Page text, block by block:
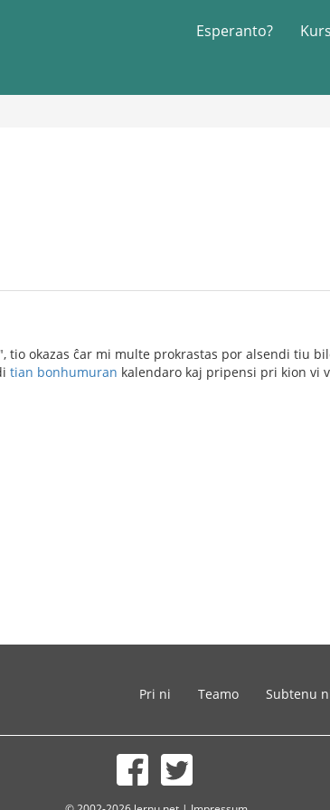
Esperanto?
tio okazas ĉar mi multe prokrastas por alsendi tiu
tian bonhumuran kalendaro kaj pripensi pri kion vi
Pri ni Teamo Subtenu